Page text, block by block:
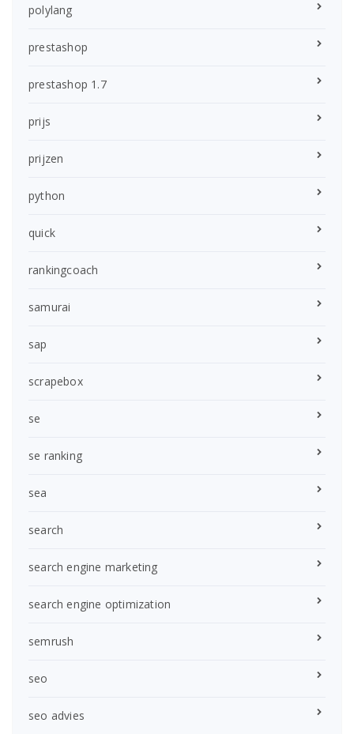
polylang
prestashop
prestashop 1.7
prijs
prijzen
python
quick
rankingcoach
samurai
sap
scrapebox
se
se ranking
sea
search
search engine marketing
search engine optimization
semrush
seo
seo advies